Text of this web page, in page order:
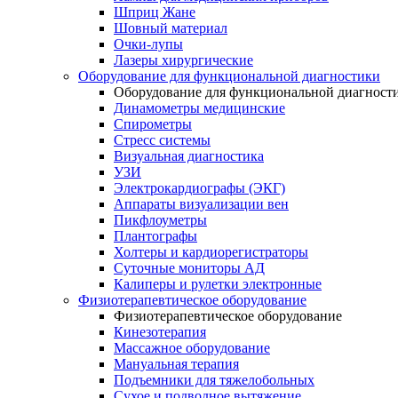
Шприц Жане
Шовный материал
Очки-лупы
Лазеры хирургические
Оборудование для функциональной диагностики
Оборудование для функциональной
Динамометры медицинские
Спирометры
Стресс системы
Визуальная диагностика
УЗИ
Электрокардиографы (ЭКГ)
Аппараты визуализации вен
Пикфлоуметры
Плантографы
Холтеры и кардиорегистраторы
Суточные мониторы АД
Калиперы и рулетки электронные
Физиотерапевтическое оборудование
Физиотерапевтическое оборудование
Кинезотерапия
Массажное оборудование
Мануальная терапия
Подъемники для тяжелобольных